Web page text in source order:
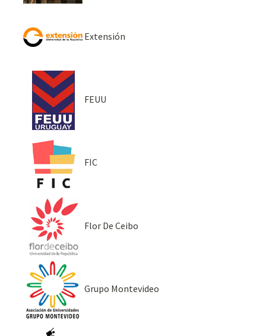
Extensión
FEUU
FIC
Flor De Ceibo
Grupo Montevideo